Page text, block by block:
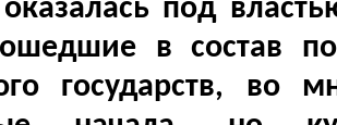
под
в состав
государств, во